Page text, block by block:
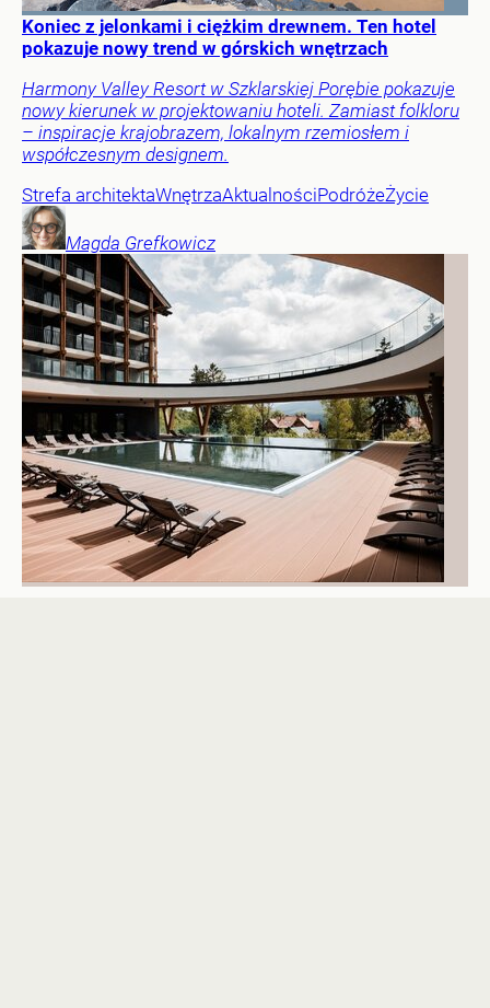
Koniec z jelonkami i ciężkim drewnem. Ten hotel
pokazuje nowy trend w górskich wnętrzach
Harmony Valley Resort w Szklarskiej Porębie pokazuje
nowy kierunek w projektowaniu hoteli. Zamiast folkloru
– inspiracje krajobrazem, lokalnym rzemiosłem i
współczesnym designem.
Strefa architektaWnętrzaAktualnościPodróżeŻycie
Magda Grefkowicz